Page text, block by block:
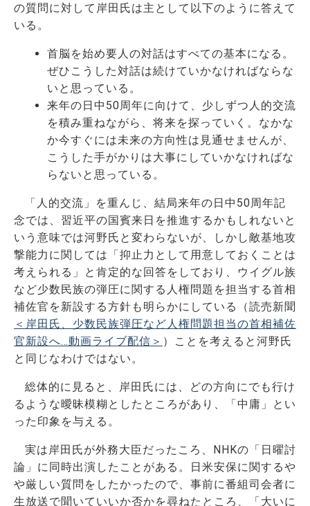
の質問に対して岸田氏は主として以下のように答えて
いる。
首脳を始め要人の対話はすべての基本になる。
ぜひこうした対話は続けていかなければならな
いと思っている。
来年の日中50周年に向けて、少しずつ人的交流
を積み重ねながら、将来を探っていく。なかな
か今すぐには未来の方向性は見通せませんが、
こうした手がかりは大事にしていかなければな
らないと思っている。
「人的交流」を重んじ、結局来年の日中50周年記
念では、習近平の国賓来日を推進するかもしれないと
いう意味では河野氏と変わらないが、しかし敵基地攻
撃能力に関しては「抑止力として用意しておくことは
考えられる」と肯定的な回答をしており、ウイグル族
など少数民族の弾圧に関する人権問題を担当する首相
補佐官を新設する方針も明らかにしている（読売新聞
＜岸田氏、少数民族弾圧など人権問題担当の首相補佐
官新設へ…動画ライブ配信＞ ）ことを考えると河野氏
と同じなわけではない。
総体的に見ると、岸田氏には、どの方向にでも行け
るような曖昧模糊としたところがあり、「中庸」とい
った印象を与える。
実は岸田氏が外務大臣だったころ、NHKの「日曜討
論」に同時出演したことがある。日米安保に関するや
や厳しい質問をしたかったので、事前に番組司会者に
生放送で聞いていいか否かを尋ねたところ、「大いに